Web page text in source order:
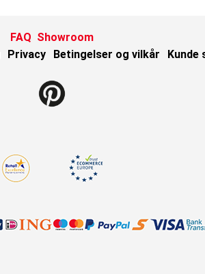
FAQ Showroom
Privacy Betingelser og vilkår Kunde